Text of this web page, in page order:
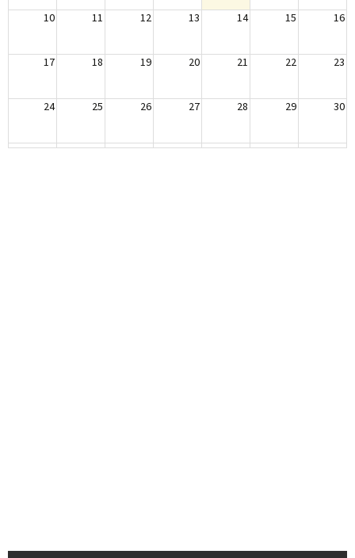
10 11 12 13 14 15 16
17 18 19 20 21 22 23
24 25 26 27 28 29 30
31 1 2 3 4 5 6